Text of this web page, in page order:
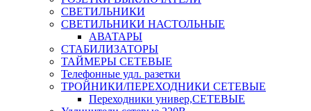
СВЕТИЛЬНИКИ
СВЕТИЛЬНИКИ НАСТОЛЬНЫЕ
АВАТАРЫ
СТАБИЛИЗАТОРЫ
ТАЙМЕРЫ СЕТЕВЫЕ
Телефонные удл. разетки
ТРОЙНИКИ/ПЕРЕХОДНИКИ СЕТЕВЫЕ
Переходники универ,СЕТЕВЫЕ